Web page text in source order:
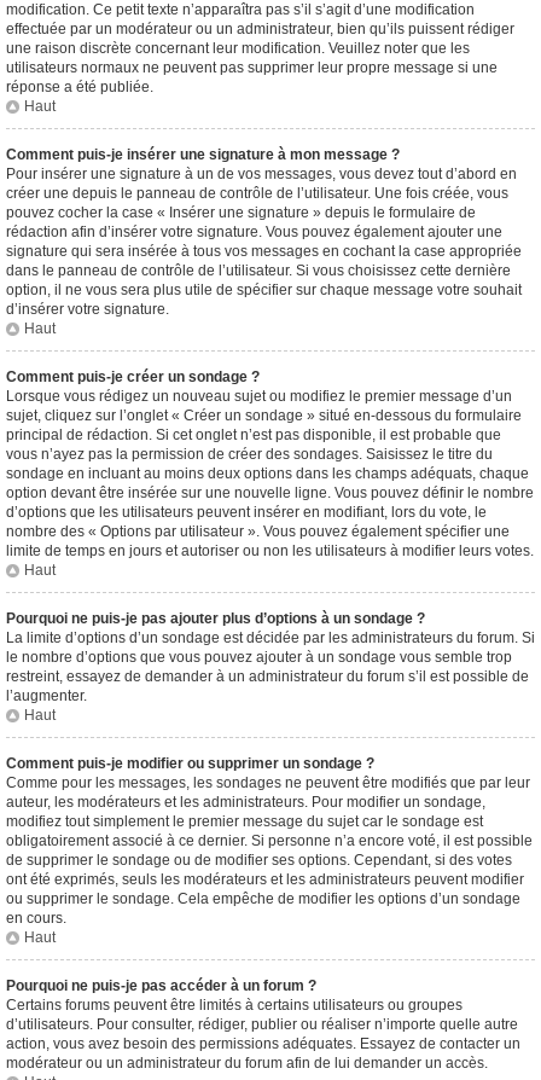
modification. Ce petit texte n’apparaîtra pas s’il s’agit d’une modification
effectuée par un modérateur ou un administrateur, bien qu’ils puissent rédiger
une raison discrète concernant leur modification. Veuillez noter que les
utilisateurs normaux ne peuvent pas supprimer leur propre message si une
réponse a été publiée.
Haut
Comment puis-je insérer une signature à mon message ?
Pour insérer une signature à un de vos messages, vous devez tout d’abord en
créer une depuis le panneau de contrôle de l’utilisateur. Une fois créée, vous
pouvez cocher la case « Insérer une signature » depuis le formulaire de
rédaction afin d’insérer votre signature. Vous pouvez également ajouter une
signature qui sera insérée à tous vos messages en cochant la case appropriée
dans le panneau de contrôle de l’utilisateur. Si vous choisissez cette dernière
option, il ne vous sera plus utile de spécifier sur chaque message votre souhait
d’insérer votre signature.
Haut
Comment puis-je créer un sondage ?
Lorsque vous rédigez un nouveau sujet ou modifiez le premier message d’un
sujet, cliquez sur l’onglet « Créer un sondage » situé en-dessous du formulaire
principal de rédaction. Si cet onglet n’est pas disponible, il est probable que
vous n’ayez pas la permission de créer des sondages. Saisissez le titre du
sondage en incluant au moins deux options dans les champs adéquats, chaque
option devant être insérée sur une nouvelle ligne. Vous pouvez définir le nombre
d’options que les utilisateurs peuvent insérer en modifiant, lors du vote, le
nombre des « Options par utilisateur ». Vous pouvez également spécifier une
limite de temps en jours et autoriser ou non les utilisateurs à modifier leurs votes.
Haut
Pourquoi ne puis-je pas ajouter plus d’options à un sondage ?
La limite d’options d’un sondage est décidée par les administrateurs du forum. Si
le nombre d’options que vous pouvez ajouter à un sondage vous semble trop
restreint, essayez de demander à un administrateur du forum s’il est possible de
l’augmenter.
Haut
Comment puis-je modifier ou supprimer un sondage ?
Comme pour les messages, les sondages ne peuvent être modifiés que par leur
auteur, les modérateurs et les administrateurs. Pour modifier un sondage,
modifiez tout simplement le premier message du sujet car le sondage est
obligatoirement associé à ce dernier. Si personne n’a encore voté, il est possible
de supprimer le sondage ou de modifier ses options. Cependant, si des votes
ont été exprimés, seuls les modérateurs et les administrateurs peuvent modifier
ou supprimer le sondage. Cela empêche de modifier les options d’un sondage
en cours.
Haut
Pourquoi ne puis-je pas accéder à un forum ?
Certains forums peuvent être limités à certains utilisateurs ou groupes
d’utilisateurs. Pour consulter, rédiger, publier ou réaliser n’importe quelle autre
action, vous avez besoin des permissions adéquates. Essayez de contacter un
modérateur ou un administrateur du forum afin de lui demander un accès.